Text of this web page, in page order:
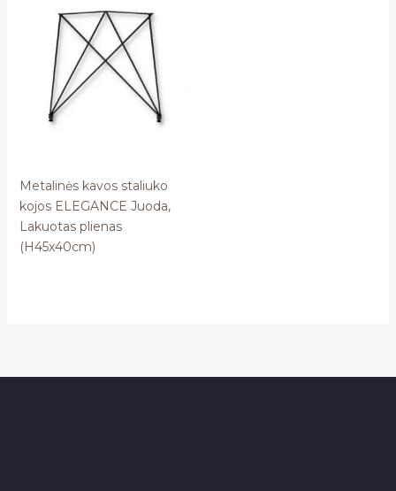
Metalinės kavos staliuko
kojos ELEGANCE Juoda,
Lakuotas plienas
(H45x40cm)